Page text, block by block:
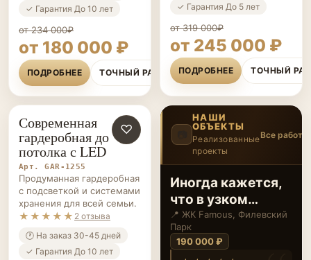
✓ Гарантия До 10 лет
от 234 000₽
от 180 000 ₽
ПОДРОБНЕЕ ТОЧНЫЙ РАСЧЁТ
✓ Гарантия До 5 лет
от 319 000₽
от 245 000 ₽
ПОДРОБНЕЕ ТОЧНЫЙ
ГАРДЕРОБНЫЕ НА ЗАКАЗ
♡
Современная
гардеробная до
потолка с LED
Арт. GAR-1255
Продуманная гардеробная
с подсветкой и системами
хранения для всей семьи.
★★★★★ 2 отзыва
🕐 На заказ 30-45 дней
✓ Гарантия До 10 лет
НАШИ
ОБЪЕКТЫ
Реализованные
проекты
Все
‹ ›
Шкаф-
гардеробная с
тонированным
зеркальным
стеклом
📍 ЖК ЗИЛАРТ,
Даниловский
320 000 ₽